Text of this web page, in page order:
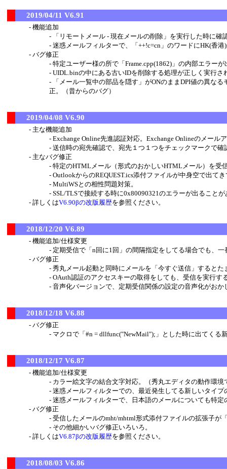
2019/04/11 V6.91
機能追加
「リモートメール - 現在メールの削除」を実行した時に
迷惑メールフィルターで、「++!c=cn」のワードにHK(香
バグ修正
特定ユーザー様の所で「Frame.cpp(1862)」の内部エラー
UIDL.binの中にある古いIDを削除する処理が正しく実行
「メール一覧中の部品を隠す」がONのままDPI値の異な
正。（昔からのバグ）
2019/04/08 V6.90
主な機能追加
Exchange Online先進認証対応。Exchange Onlineのメー
送信時の宛先確認で、宛先１つ１つをチェックマークで
主なバグ修正
特定のHTMLメール（形式のおかしいHTMLメール）を受
OutlookからのREQUEST.ics添付ファイルが中身空で出て
MultiWSとの相性問題対策。
SSL/TLSで接続する時に0x80090321のエラーが出ること
詳しくはV6.90βの改版履歴を参照ください。
2018/12/20 V6.89
機能追加/仕様変更
定期受信で「n回に1回」の間隔指定をしてる場合でも、
バグ修正
秀丸メール起動と同時にメールを「今すぐ送信」すると
OAuth認証のアクセスキーの取得をしても、受信を実行
音声化バージョンで、定期受信関係の設定の音声化がおか
2018/12/18 V6.88
バグ修正
マクロで「#n = dllfunc("NewMail");」とした時に出てく
2018/12/17 V6.87
機能追加/仕様変更
カラー絵文字の結合文字対応。（秀丸エディタの動作環
迷惑メールフィルターでの、最近発生してる新しいタイ
迷惑メールフィルターで、日本語のメールについても特
バグ修正
受信したメールのmht/mhtml形式添付ファイルの拡張子が
その他細かいバグ修正いろいろ。
詳しくはV6.87βの改版履歴を参照ください。
2018/08/03 V6.86